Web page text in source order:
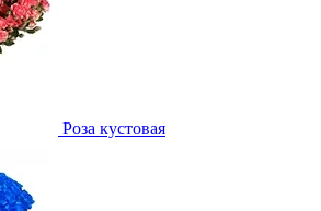
Роза кустовая